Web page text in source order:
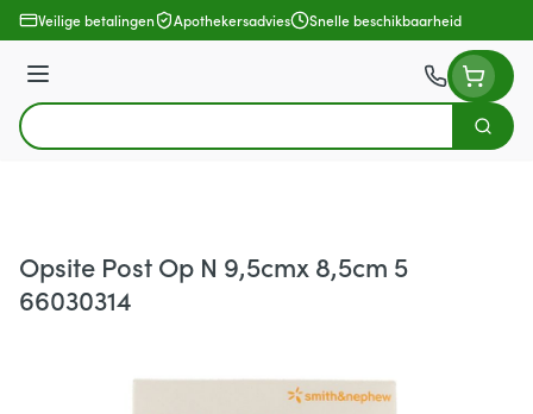
Ga naar de inhoud
Veilige betalingen Apothekersadvies Snelle beschikbaarheid
Menu
Product, merk, categorie...
Zoek
Opsite Post Op N 9,5cmx 8,5cm 5
66030314